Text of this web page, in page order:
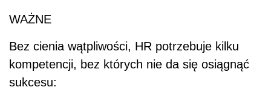
WAŻNE
Bez cienia wątpliwości, HR potrzebuje kilku
kompetencji, bez których nie da się osiągnąć
sukcesu: